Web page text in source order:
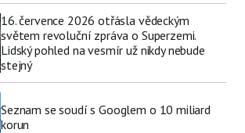
16. července 2026 otřásla vědeckým
světem revoluční zpráva o Superzemi.
Lidský pohled na vesmír už nikdy nebude
stejný
Seznam se soudí s Googlem o 10 miliard
korun